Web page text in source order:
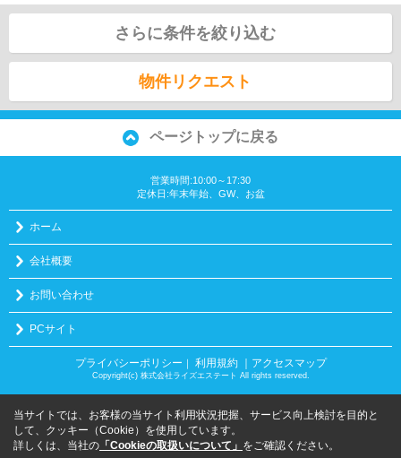
さらに条件を絞り込む
物件リクエスト
ページトップに戻る
営業時間:10:00～17:30
定休日:年末年始、GW、お盆
ホーム
会社概要
お問い合わせ
PCサイト
プライバシーポリシー ｜ 利用規約 ｜アクセスマップ
Copyright(c) 株式会社ライズエステート All rights reserved.
当サイトでは、お客様の当サイト利用状況把握、サービス向上検討を目的と
して、クッキー（Cookie）を使用しています。
詳しくは、当社の 「Cookieの取扱いについて」 をご確認ください。